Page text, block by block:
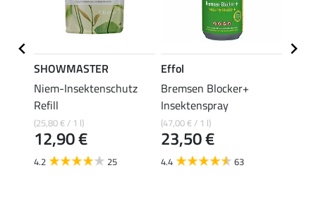
SHOWMASTER
Niem-Insektenschutz
Refill
(25,80 € / 1 l)
12,90 €
4.2 25
Effol
Bremsen Blocker+
Insektenspray
(47,00 € / 1 l)
23,50 €
4.4 63